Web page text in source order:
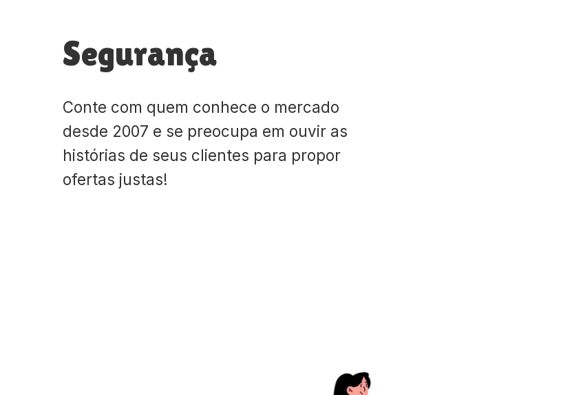
Segurança
Conte com quem conhece o mercado
desde 2007 e se preocupa em ouvir as
histórias de seus clientes para propor
ofertas justas!